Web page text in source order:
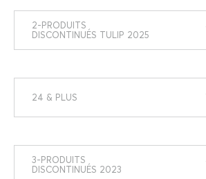
2-PRODUITS
DISCONTINUÉS TULIP 2025
24 & PLUS
3-PRODUITS
DISCONTINUÉS 2023